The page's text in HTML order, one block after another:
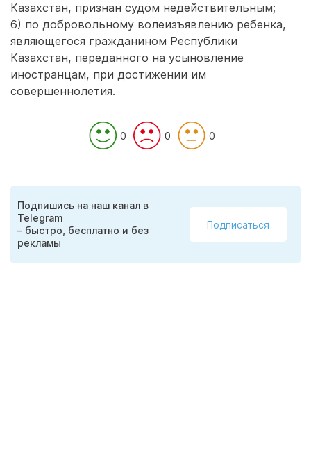
Казахстан, признан судом недействительным;
6) по добровольному волеизъявлению ребенка,
являющегося гражданином Республики
Казахстан, переданного на усыновление
иностранцам, при достижении им
совершеннолетия.
0 0 0
Подпишись на наш канал в
Telegram
– быстро, бесплатно и без
рекламы
Подписаться